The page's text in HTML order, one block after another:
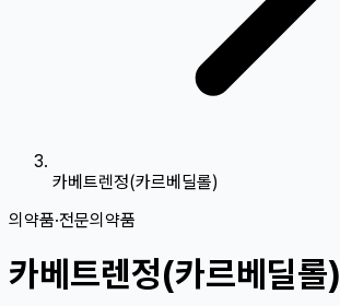
카베트렌정(카르베딜롤)
의약품·전문의약품
카베트렌정(카르베딜롤)